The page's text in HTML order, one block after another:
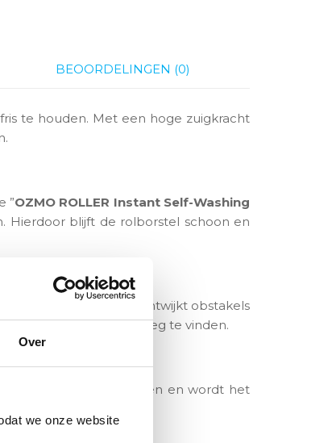
Over
we onze website
BEOORDELINGEN (0)
te houden. Met een hoge zuigkracht
”OZMO ROLLER Instant Self-Washing
Hierdoor blijft de rolborstel schoon en
De robot herkent en ontwijkt obstakels
problemen de weg te vinden.
optimaal werken en wordt het